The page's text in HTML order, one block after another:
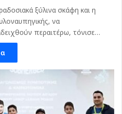
ξύλινα σκάφη και η
να
περαιτέρω, τόνισε…